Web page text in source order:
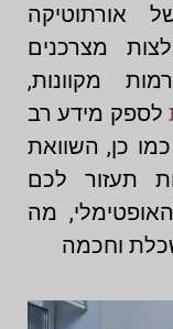
אורתוטיקה
מצרכנים
מקוונות,
לספק מידע רב
כן, השוואת
תעזור לכם
מה
וחכמה